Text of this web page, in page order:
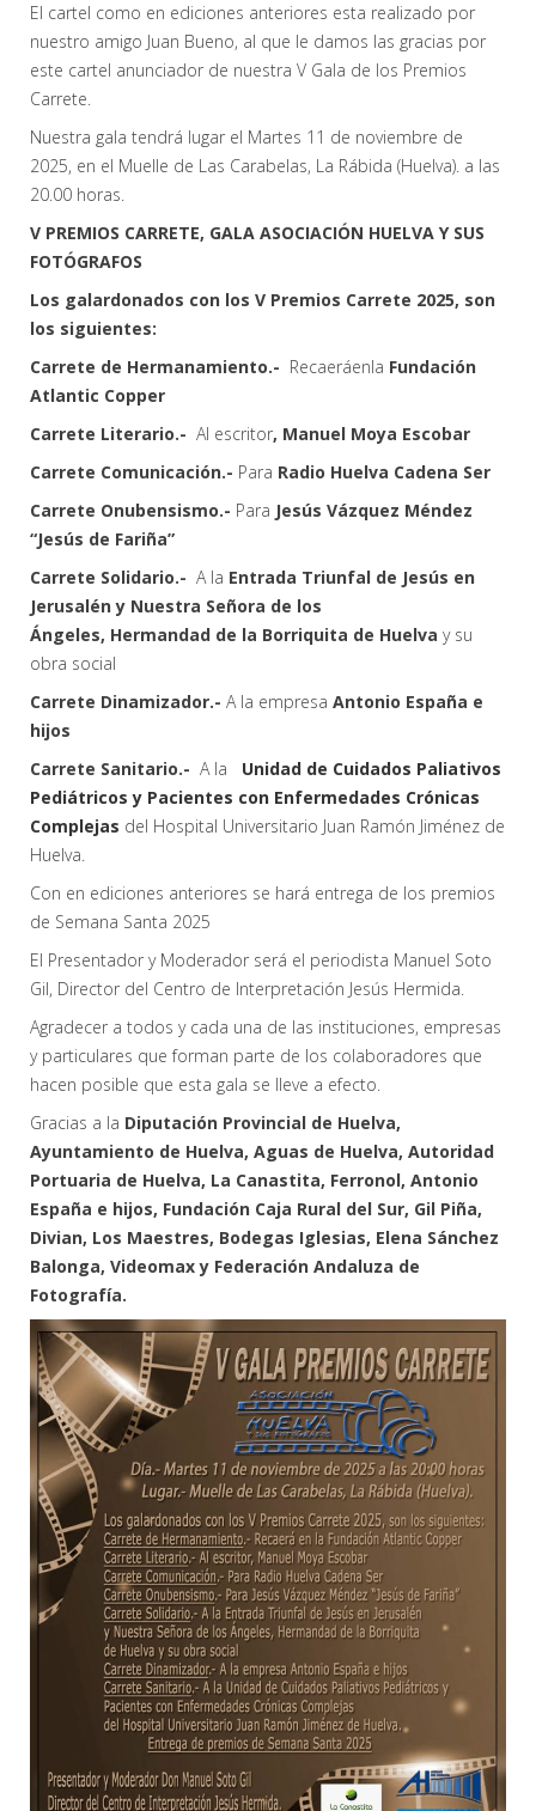
El cartel como en ediciones anteriores esta realizado por
nuestro amigo Juan Bueno, al que le damos las gracias por
este cartel anunciador de nuestra V Gala de los Premios
Carrete.
Nuestra gala tendrá lugar el Martes 11 de noviembre de
2025, en el Muelle de Las Carabelas, La Rábida (Huelva). a las
20.00 horas.
V PREMIOS CARRETE, GALA ASOCIACIÓN HUELVA Y SUS
FOTÓGRAFOS
Los galardonados con los V Premios Carrete 2025, son
los siguientes:
Carrete de Hermanamiento.- Recaeráenla Fundación
Atlantic Copper
Carrete Literario.- Al escritor, Manuel Moya Escobar
Carrete Comunicación.- Para Radio Huelva Cadena Ser
Carrete Onubensismo.- Para Jesús Vázquez Méndez
“Jesús de Fariña”
Carrete Solidario.- A la Entrada Triunfal de Jesús en
Jerusalén y Nuestra Señora de los
Ángeles, Hermandad de la Borriquita de Huelva y su
obra social
Carrete Dinamizador.- A la empresa Antonio España e
hijos
Carrete Sanitario.- A la
Unidad de Cuidados Paliativos
Pediátricos y Pacientes con Enfermedades Crónicas
Complejas del Hospital Universitario Juan Ramón Jiménez de
Huelva.
Con en ediciones anteriores se hará entrega de los premios
de Semana Santa 2025
El Presentador y Moderador será el periodista Manuel Soto
Gil, Director del Centro de Interpretación Jesús Hermida.
Agradecer a todos y cada una de las instituciones, empresas
y particulares que forman parte de los colaboradores que
hacen posible que esta gala se lleve a efecto.
Gracias a la Diputación Provincial de Huelva,
Ayuntamiento de Huelva, Aguas de Huelva, Autoridad
Portuaria de Huelva, La Canastita, Ferronol, Antonio
España e hijos, Fundación Caja Rural del Sur, Gil Piña,
Divian, Los Maestres, Bodegas Iglesias, Elena Sánchez
Balonga, Videomax y Federación Andaluza de
Fotografía.